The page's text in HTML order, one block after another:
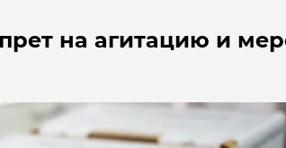
на агитацию и